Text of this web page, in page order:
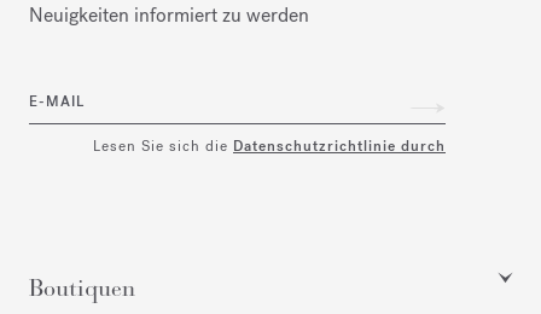
Neuigkeiten informiert zu werden
E-MAIL
Lesen Sie sich die Datenschutzrichtlinie durch
Boutiquen